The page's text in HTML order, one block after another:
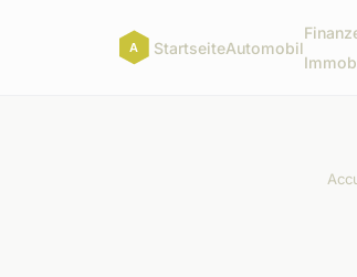
StartseiteAutomobil